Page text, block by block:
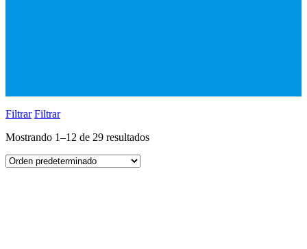
Filtrar Filtrar
Mostrando 1–12 de 29 resultados